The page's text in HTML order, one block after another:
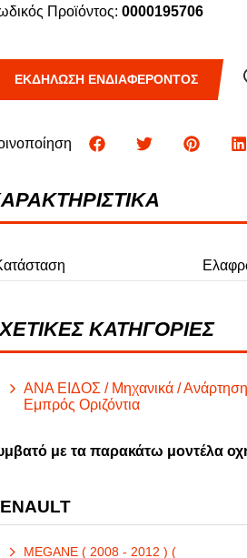
ΦΟΡΤΗΓΑ
Προϊόντος: 0000195706
ΕΚΔΗΛΩΣΗ ΕΝΔΙΑΦΕΡΟΝΤΟΣ
ΚΑΤΗΓΟΡΙΕΣ
ΑΝΑ ΕΙΔΟΣ / Μηχανικά /
Εμπρός Οριζόντια
με τα παρακάτω μοντέλα
MEGANE ( 2008 - 2012 ) (